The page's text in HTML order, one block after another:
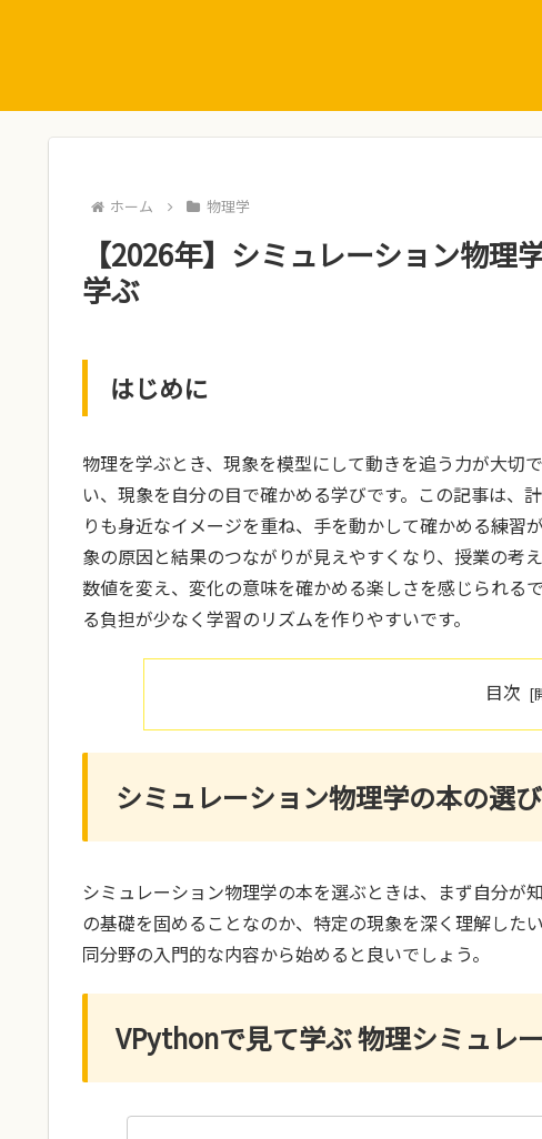
ホーム 物理学
【2026年】シミュレーション物
学ぶ
はじめに
物理を学ぶとき、現象を模型にして動きを追う力が大切
い、現象を自分の目で確かめる学びです。この記事は、
りも身近なイメージを重ね、手を動かして確かめる練習
象の原因と結果のつながりが見えやすくなり、授業の考
数値を変え、変化の意味を確かめる楽しさを感じられる
る負担が少なく学習のリズムを作りやすいです。
目次
シミュレーション物理学の本の選
シミュレーション物理学の本を選ぶときは、まず自分が
の基礎を固めることなのか、特定の現象を深く理解した
同分野の入門的な内容から始めると良いでしょう。
VPythonで見て学ぶ 物理シミュレ